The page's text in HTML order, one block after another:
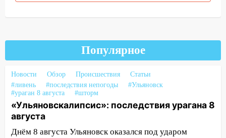
На Нижней Террасе мощным
ветром вырвало дерево с корнем
13:46
Сильный ветер сорвал крышу с
СТО на проспекте Созидателей
13:35 Непогода продолжает бить по
транспорту: в Ульяновске трамвай
сошёл с рельсов
Популярное
Новости Обзор Происшествия
Статьи
#ливень
#последствия непогоды
#Ульяновск
#ураган 8 августа
#шторм
«Ульяновскалипсис»: последствия урагана 8
августа
Днём 8 августа Ульяновск оказался под ударом